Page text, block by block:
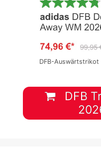
DFB-Auswärtstrikot
DFB